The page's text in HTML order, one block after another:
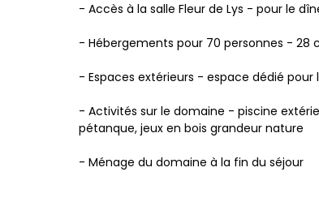
- Accès à la salle Fleur de Lys - pour le
- Hébergements pour 70 personnes - 28
- Espaces extérieurs - espace dédié
- Activités sur le domaine - piscine
pétanque, jeux en bois grandeur nature
- Ménage du domaine à la fin du séjour